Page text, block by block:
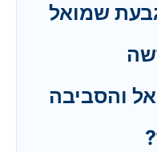
שמואל
והסביבה